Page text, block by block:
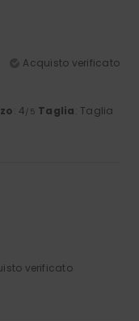
Acquisto verificato
: 4/5 Taglia: Taglia
verificato